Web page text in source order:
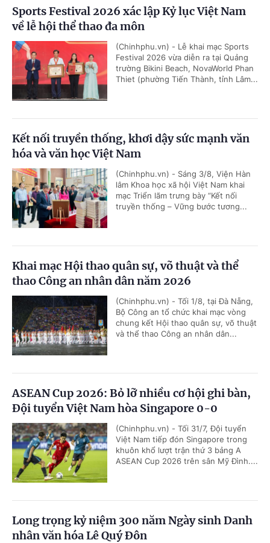
Sports Festival 2026 xác lập Kỷ lục Việt Nam
về lễ hội thể thao đa môn
(Chinhphu.vn) - Lễ khai mạc Sports
Festival 2026 vừa diễn ra tại Quảng
trường Bikini Beach, NovaWorld Phan
Thiet (phường Tiến Thành, tỉnh Lâm...
Kết nối truyền thống, khơi dậy sức mạnh văn
hóa và văn học Việt Nam
(Chinhphu.vn) - Sáng 3/8, Viện Hàn
lâm Khoa học xã hội Việt Nam khai
mạc Triển lãm trưng bày “Kết nối
truyền thống – Vững bước tương...
Khai mạc Hội thao quân sự, võ thuật và thể
thao Công an nhân dân năm 2026
(Chinhphu.vn) - Tối 1/8, tại Đà Nẵng,
Bộ Công an tổ chức khai mạc vòng
chung kết Hội thao quân sự, võ thuật
và thể thao Công an nhân dân...
ASEAN Cup 2026: Bỏ lỡ nhiều cơ hội ghi bàn,
Đội tuyển Việt Nam hòa Singapore 0-0
(Chinhphu.vn) - Tối 31/7, Đội tuyển
Việt Nam tiếp đón Singapore trong
khuôn khổ lượt trận thứ 3 bảng A
ASEAN Cup 2026 trên sân Mỹ Đình....
Long trọng kỷ niệm 300 năm Ngày sinh Danh
nhân văn hóa Lê Quý Đôn